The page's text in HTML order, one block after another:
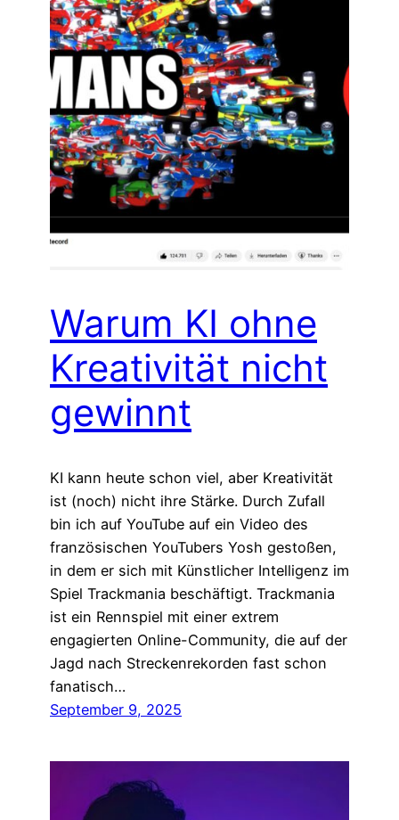
Warum KI ohne
Kreativität nicht
gewinnt
KI kann heute schon viel, aber Kreativität
ist (noch) nicht ihre Stärke. Durch Zufall
bin ich auf YouTube auf ein Video des
französischen YouTubers Yosh gestoßen,
in dem er sich mit Künstlicher Intelligenz im
Spiel Trackmania beschäftigt. Trackmania
ist ein Rennspiel mit einer extrem
engagierten Online-Community, die auf der
Jagd nach Streckenrekorden fast schon
fanatisch…
September 9, 2025